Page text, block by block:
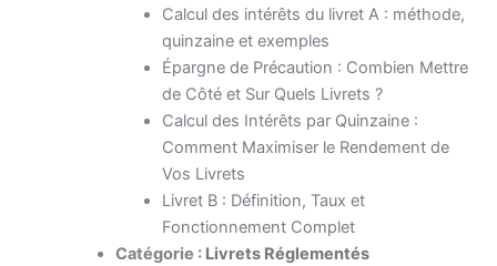
Calcul des intérêts du livret A : méthode,
quinzaine et exemples
Épargne de Précaution : Combien Mettre
de Côté et Sur Quels Livrets ?
Calcul des Intérêts par Quinzaine :
Comment Maximiser le Rendement de
Vos Livrets
Livret B : Définition, Taux et
Fonctionnement Complet
Catégorie : Livrets Réglementés